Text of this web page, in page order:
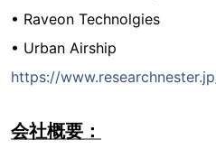
• Raveon Technolgies
• Urban Airship
https://
会社概要：